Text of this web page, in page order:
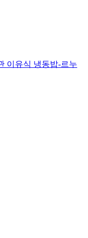
이유식 냉동밥-르누